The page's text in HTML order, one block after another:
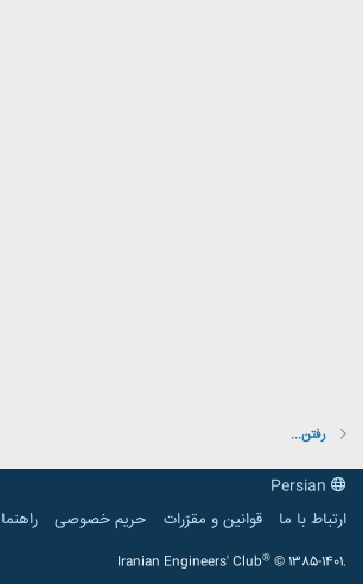
رفتن...
ارتباط با ما
قوانین و مقرّرات حریم خصوصی راهنما
Iranian Engineers' Club® © 1385-1401.